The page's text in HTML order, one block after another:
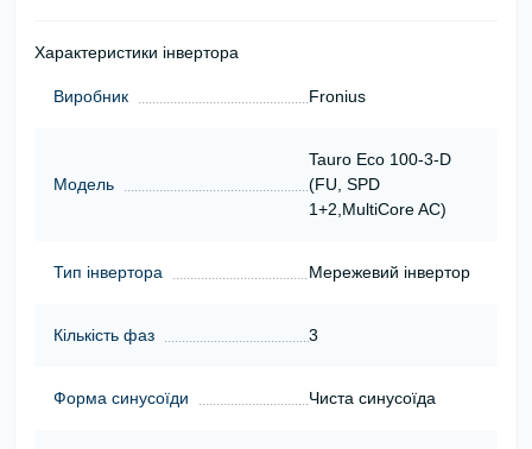
Характеристики інвертора
Виробник Fronius
Модель
Tauro Eco 100-3-D
(FU, SPD
1+2,MultiCore AC)
Тип інвертора Мережевий інвертор
Кількість фаз 3
Форма синусоїди Чиста синусоїда